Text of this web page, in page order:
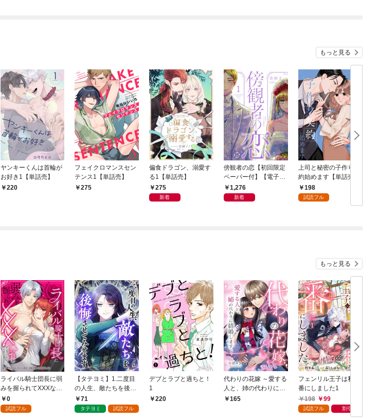
もっと見る
ヤンキーくんは首輪が
お好き1【単話売】
220
フェイクロマンスセン
テンス1【単話売】
275
偏食ドラゴン、溺愛す
る1【単話売】
275
新着
傍観者の恋【初回限定
ペーパー付】【電子限
定特典付】 1～2巻セ
ット
1,276
新着
上司と秘密の子作り契
約始めます【単話売】
(1)198
試読フル
もっと見る
ライバル騎士団長に弱
みを握られてXXXな勝
負をすることになりま
した第1話
0
試読フル
【タテヨミ】1.二度目
の人生、敵たちを後悔
させてみせます
71
タテヨミ 試読フル
デブとラブと過ちと！
1
220
代わりの花嫁 ～愛する
人と、姉の代わりに結
婚します～ 1
165
フェンリル王子は私を
番にしました1
198
99
試読フル 割引